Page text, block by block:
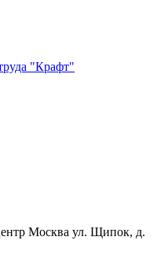
"Крафт"
Москва ул. Щипок, д.